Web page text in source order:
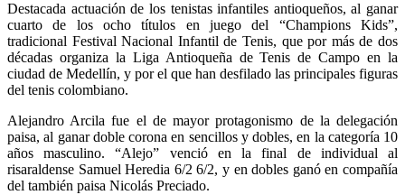
Destacada actuación de los tenistas infantiles antioqueños, al ganar
cuarto de los ocho títulos en juego del “Champions Kids”,
tradicional Festival Nacional Infantil de Tenis, que por más de dos
décadas organiza la Liga Antioqueña de Tenis de Campo en la
ciudad de Medellín, y por el que han desfilado las principales figuras
del tenis colombiano.
Alejandro Arcila fue el de mayor protagonismo de la delegación
paisa, al ganar doble corona en sencillos y dobles, en la categoría 10
años masculino. “Alejo” venció en la final de individual al
risaraldense Samuel Heredia 6/2 6/2, y en dobles ganó en compañía
del también paisa Nicolás Preciado.